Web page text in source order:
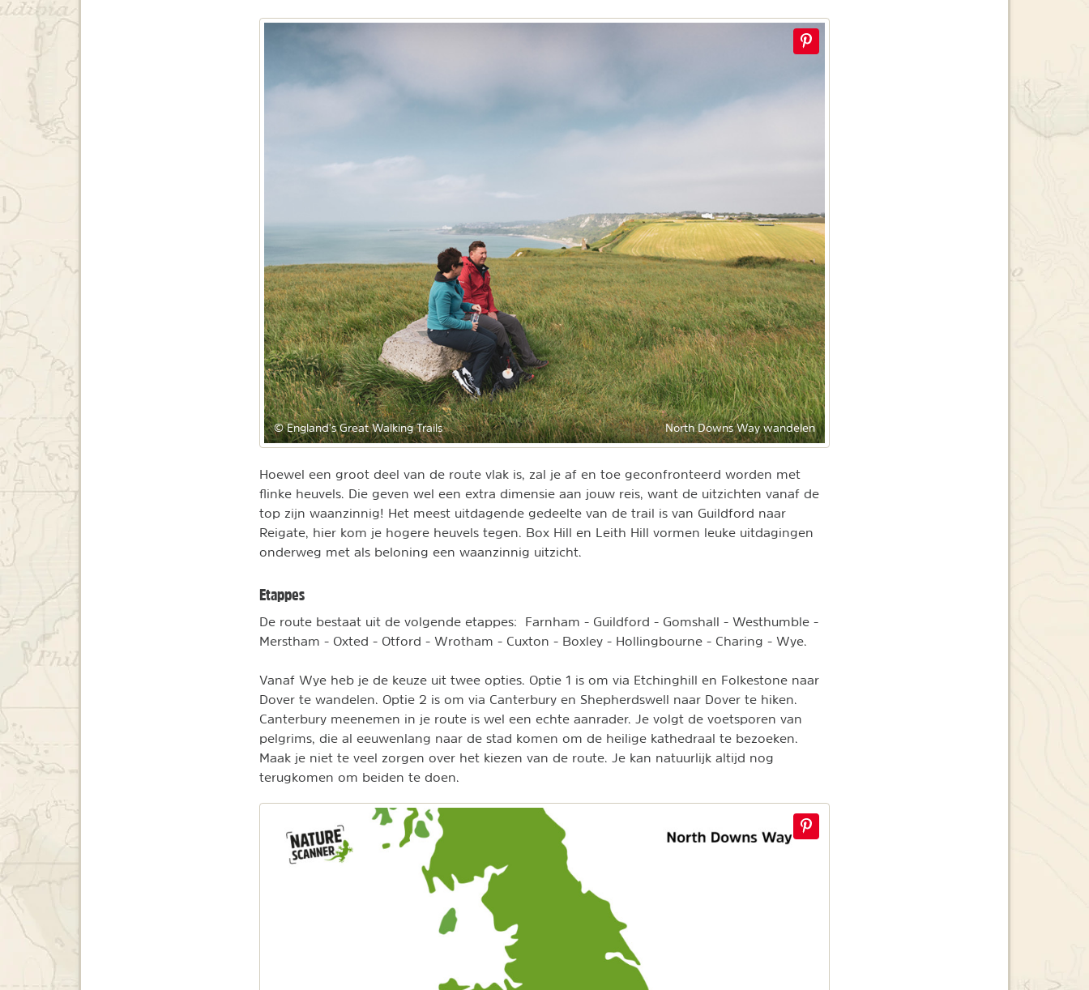
© England's Great Walking Trails North Downs Way wandelen
Hoewel een groot deel van de route vlak is, zal je af en toe geconfronteerd worden met
flinke heuvels. Die geven wel een extra dimensie aan jouw reis, want de uitzichten vanaf de
top zijn waanzinnig! Het meest uitdagende gedeelte van de trail is van Guildford naar
Reigate, hier kom je hogere heuvels tegen. Box Hill en Leith Hill vormen leuke uitdagingen
onderweg met als beloning een waanzinnig uitzicht.
Etappes
De route bestaat uit de volgende etappes: Farnham - Guildford - Gomshall - Westhumble -
Merstham - Oxted - Otford - Wrotham - Cuxton - Boxley - Hollingbourne - Charing - Wye.
Vanaf Wye heb je de keuze uit twee opties. Optie 1 is om via Etchinghill en Folkestone naar
Dover te wandelen. Optie 2 is om via Canterbury en Shepherdswell naar Dover te hiken.
Canterbury meenemen in je route is wel een echte aanrader. Je volgt de voetsporen van
pelgrims, die al eeuwenlang naar de stad komen om de heilige kathedraal te bezoeken.
Maak je niet te veel zorgen over het kiezen van de route. Je kan natuurlijk altijd nog
terugkomen om beiden te doen.